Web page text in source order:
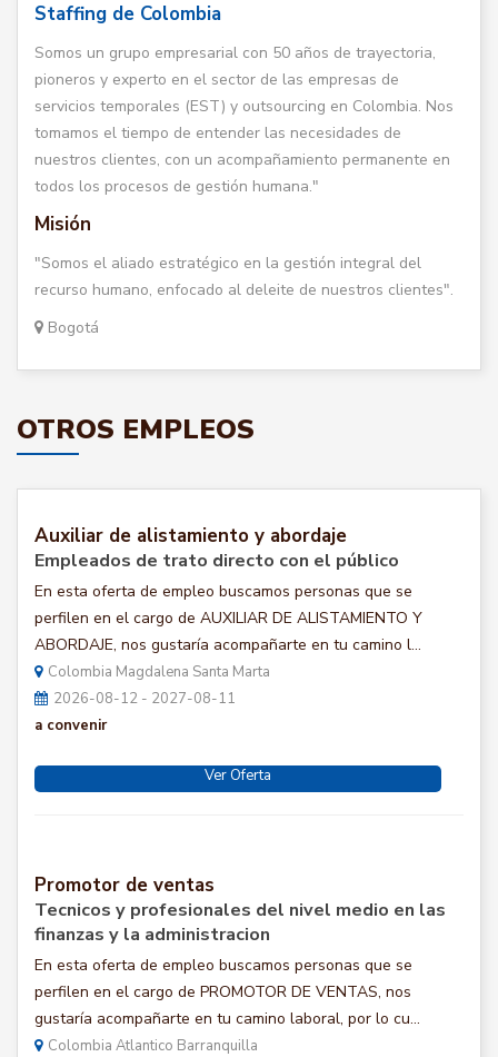
Staffing de Colombia
Somos un grupo empresarial con 50 años de trayectoria,
pioneros y experto en el sector de las empresas de
servicios temporales (EST) y outsourcing en Colombia. Nos
tomamos el tiempo de entender las necesidades de
nuestros clientes, con un acompañamiento permanente en
todos los procesos de gestión humana."
Misión
"Somos el aliado estratégico en la gestión integral del
recurso humano, enfocado al deleite de nuestros clientes".
Bogotá
OTROS EMPLEOS
Auxiliar de alistamiento y abordaje
Empleados de trato directo con el público
En esta oferta de empleo buscamos personas que se
perfilen en el cargo de AUXILIAR DE ALISTAMIENTO Y
ABORDAJE, nos gustaría acompañarte en tu camino l...
Colombia Magdalena Santa Marta
2026-08-12 - 2027-08-11
a convenir
Ver Oferta
Promotor de ventas
Tecnicos y profesionales del nivel medio en las
finanzas y la administracion
En esta oferta de empleo buscamos personas que se
perfilen en el cargo de PROMOTOR DE VENTAS, nos
gustaría acompañarte en tu camino laboral, por lo cu...
Colombia Atlantico Barranquilla